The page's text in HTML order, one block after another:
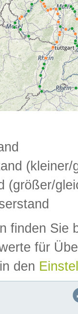
(kleiner/
(größer/
finden Sie
für
den